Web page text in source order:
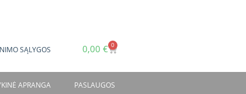
SĄLYGOS 0,00 € 0
APRANGA PASLAUGOS